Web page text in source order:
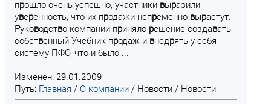
прошло очень успешно, участники выразили
уверенность, что их продажи непременно вырастут.
Руководство компании приняло решение создавать
собственный Учебник продаж и внедрять у себя
систему ПФО, что и было ...
Изменен: 29.01.2009
Путь: Главная / О компании / Новости / Новости